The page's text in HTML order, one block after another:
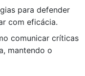
para defender
com eficácia.
comunicar críticas
mantendo o